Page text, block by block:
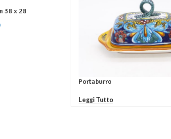
38 x 28
Portaburro
Leggi Tutto